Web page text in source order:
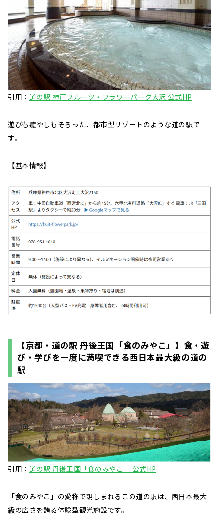
引用： 道の駅 神戸フルーツ・フラワーパーク大沢 公式HP
遊びも癒やしもそろった、都市型リゾートのような道の駅で
す。
【基本情報】
【京都・道の駅 丹後王国「食のみやこ」】食・遊
び・学びを一度に満喫できる西日本最大級の道の
駅
引用： 道の駅 丹後王国「食のみやこ」 公式HP
「食のみやこ」の愛称で親しまれるこの道の駅は、西日本最大
級の広さを誇る体験型観光施設です。